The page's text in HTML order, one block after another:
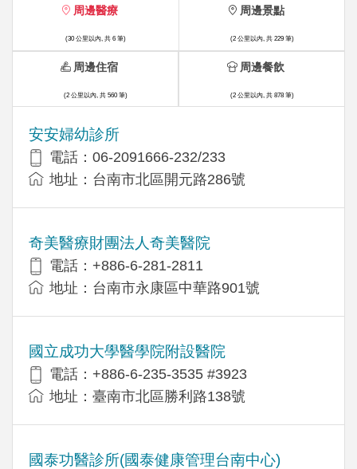
周邊醫療
(30 公里以內, 共 6 筆)
安安婦幼診所
電話：06-2091666-232/233
地址：台南市北區開元路286號
奇美醫療財團法人奇美醫院
電話：+886-6-281-2811
地址：台南市永康區中華路901號
國立成功大學醫學院附設醫院
電話：+886-6-235-3535 #3923
地址：臺南市北區勝利路138號
國泰功醫診所(國泰健康管理台南中心)
周邊景點
(2 公里以內, 共 229 筆)
周邊住宿
(2 公里以內, 共 560 筆)
周邊餐飲
(2 公里以內, 共 878 筆)